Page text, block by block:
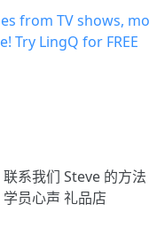
联系我们 Steve 的方法
学员心声 礼品店